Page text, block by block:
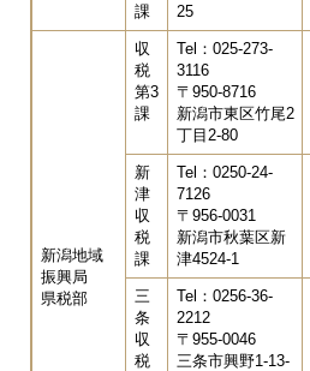
課
25
新潟地域
振興局
県税部
収
税
第3
課
Tel：025-273-
3116
〒950-8716
新潟市東区竹尾2
丁目2-80
新
津
収
税
課
Tel：0250-24-
7126
〒956-0031
新潟市秋葉区新
津4524-1
三
条
収
税
Tel：0256-36-
2212
〒955-0046
三条市興野1-13-